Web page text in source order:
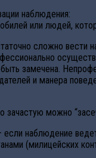
наблюдения:
или людей,
сложно вести
замечена.
и манера
можно
если наблюдение
(милицейских